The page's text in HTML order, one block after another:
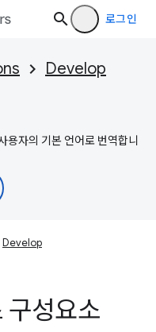
로그인
Develop
자의 기본 언어로 번역합니
Develop
구성요소